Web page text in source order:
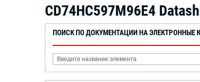
CD74HC597M96E4
ПОИСК ПО ДОКУМЕНТАЦИИ НА ЭЛЕКТРОННЫЕ